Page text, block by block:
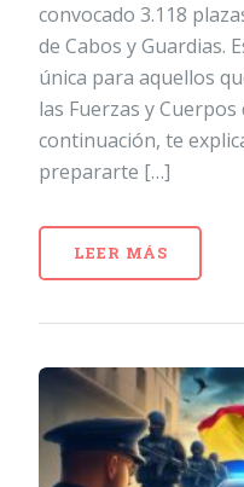
convocado 3.118
de Cabos y Guardias.
única para aquellos
las Fuerzas y
continuación, te
prepararte […]
LEER MÁS